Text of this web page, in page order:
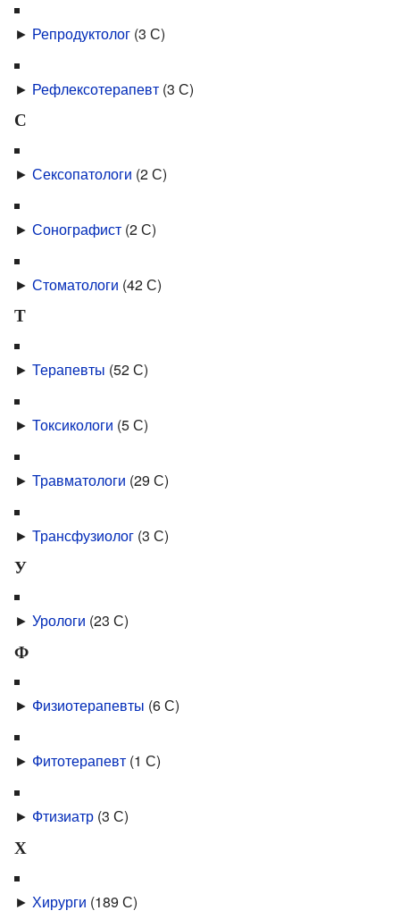
► Репродуктолог (3 С)
► Рефлексотерапевт (3 С)
С
► Сексопатологи (2 С)
► Сонографист (2 С)
► Стоматологи (42 С)
Т
► Терапевты (52 С)
► Токсикологи (5 С)
► Травматологи (29 С)
► Трансфузиолог (3 С)
У
► Урологи (23 С)
Ф
► Физиотерапевты (6 С)
► Фитотерапевт (1 С)
► Фтизиатр (3 С)
Х
► Хирурги (189 С)